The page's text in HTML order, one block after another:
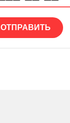
ОТПРАВИТЬ